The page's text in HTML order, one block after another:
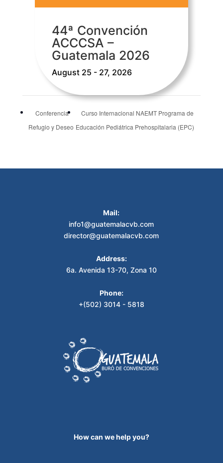
44ª Convención
ACCCSA –
Guatemala 2026
August 25 - 27, 2026
Conferencia
Refugio y Deseo
Curso Internacional NAEMT Programa de
Educación Pediátrica Prehospitalaria (EPC)
Mail:
info1@guatemalacvb.com
director@guatemalacvb.com
Address:
6a. Avenida 13-70, Zona 10
Phone:
+(502) 3014 - 5818
How can we help you?